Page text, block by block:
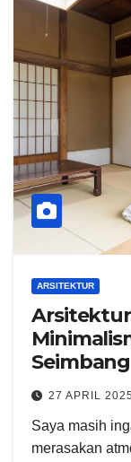
ARSITEKTUR
Seimbang
27 APRIL 2025
Saya masih
merasakan